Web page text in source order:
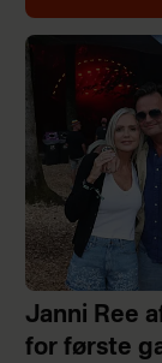
Janni Ree
for første